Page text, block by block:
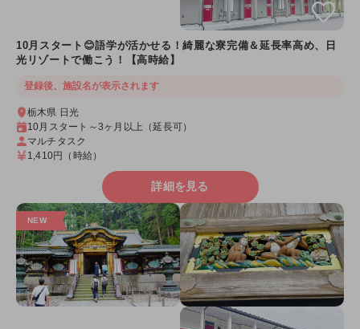
10月スタート😊語学が活かせる！綺麗な寮完備＆延長率高め、日
光リゾートで働こう！【高時給】
登録後、施設名が表示されます
栃木県 日光
10月スタート～3ヶ月以上（延長可）
マルチタスク
1,410円 （時給）
詳細を見る